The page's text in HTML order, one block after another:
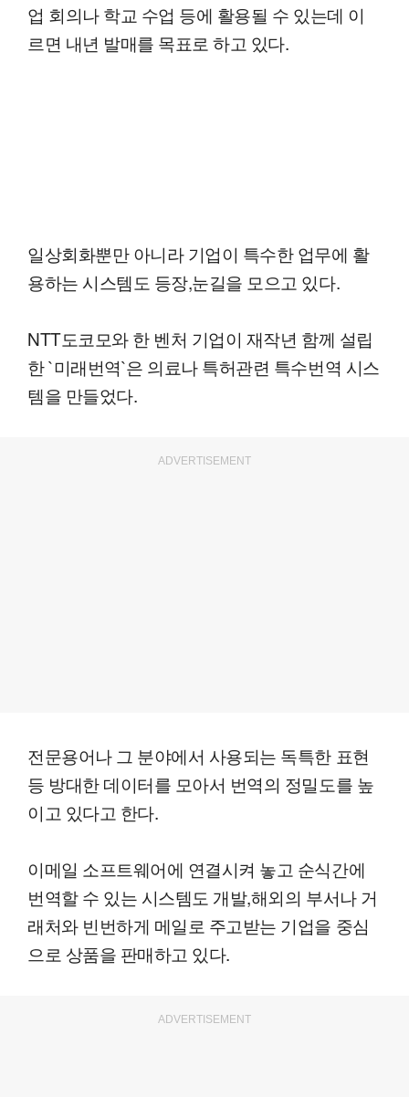
업 회의나 학교 수업 등에 활용될 수 있는데 이
르면 내년 발매를 목표로 하고 있다.
일상회화뿐만 아니라 기업이 특수한 업무에 활
용하는 시스템도 등장,눈길을 모으고 있다.
NTT도코모와 한 벤처 기업이 재작년 함께 설립
한 `미래번역`은 의료나 특허관련 특수번역 시스
템을 만들었다.
ADVERTISEMENT
전문용어나 그 분야에서 사용되는 독특한 표현
등 방대한 데이터를 모아서 번역의 정밀도를 높
이고 있다고 한다.
이메일 소프트웨어에 연결시켜 놓고 순식간에
번역할 수 있는 시스템도 개발,해외의 부서나 거
래처와 빈번하게 메일로 주고받는 기업을 중심
으로 상품을 판매하고 있다.
ADVERTISEMENT